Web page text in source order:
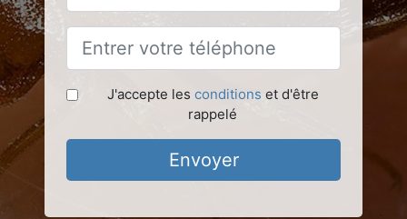
J'accepte les conditions et d'être
rappelé
Envoyer